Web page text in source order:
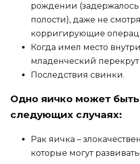
рождении
полости), даже не
корригирующие
Когда имел место
младенческий перекрут
Последствия свинки.
Одно яичко может
следующих случаях:
Рак яичка –
которые могут